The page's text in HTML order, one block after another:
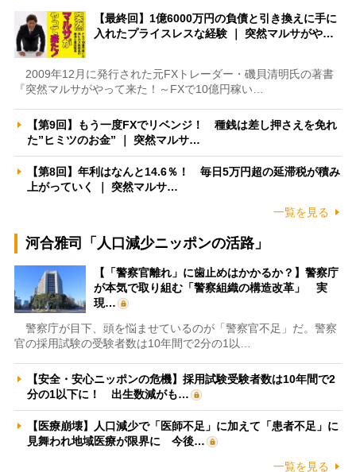
【最終回】1億6000万円の負債と引き換えに手に
入れたプライスレスな経験 ｜ 突然マルサがや…
2009年12月に発行された元FXトレーダー・磯貝清明氏の著書
『突然マルサがやって来た！～FXで10億円稼い…
【第9回】もう一度FXでリベンジ！ 種銭は差し押さえを免れ
た”ヒミツのお金” ｜ 突然マルサ…
【第8回】年利はなんと14.6％！ 毎日5万円超の延滞税が積み
上がっていく ｜ 突然マルサ…
一覧を見る
河合雅司「人口減少ニッポンの活路」
【「警察官離れ」に歯止めはかかるか？】警察庁
が本気で取り組む「警察組織の構造改革」 実
現…
警察庁が目下、頭を悩ませているのが「警察官不足」だ。警察
官の採用試験の受験者数は10年間で2分の1以…
【安全・安心ニッポンの危機】採用試験受験者数は10年間で2
分の1以下に！ 出生数減がも…
【医療崩壊】人口減少で「医師不足」に加えて「患者不足」に
見舞われ地域医療が限界に 今後…
一覧を見る